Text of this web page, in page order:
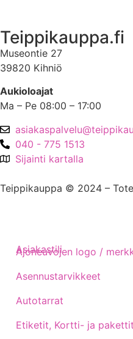
Teippikauppa.fi
Museontie 27
39820 Kihniö
Aukioloajat
Ma – Pe 08:00 – 17:00
040 - 775 1513
Sijainti kartalla
Teippikauppa © 2024 –
Ajoneuvojen logo /
Asennustarvikkeet
Autotarrat
Etiketit, Kortti- ja
Asiakastili